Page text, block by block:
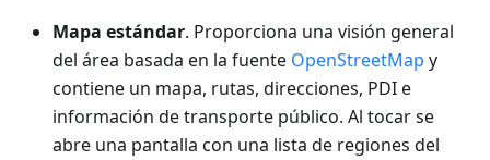
Mapa estándar. Proporciona una visión general
del área basada en la fuente OpenStreetMap y
contiene un mapa, rutas, direcciones, PDI e
información de transporte público. Al tocar se
abre una pantalla con una lista de regiones del